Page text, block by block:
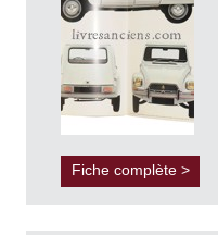
Fiche complète >